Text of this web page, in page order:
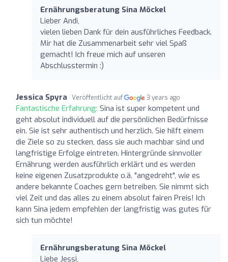
Ernährungsberatung Sina Möckel
Lieber Andi,
vielen lieben Dank für dein ausführliches Feedback.
Mir hat die Zusammenarbeit sehr viel Spaß
gemacht! Ich freue mich auf unseren
Abschlusstermin :)
Jessica Spyra Veröffentlicht auf 3 years ago
Fantastische Erfahrung: Sina ist super kompetent und
geht absolut individuell auf die persönlichen Bedürfnisse
ein. Sie ist sehr authentisch und herzlich. Sie hilft einem
die Ziele so zu stecken, dass sie auch machbar sind und
langfristige Erfolge eintreten. Hintergründe sinnvoller
Ernährung werden ausführlich erklärt und es werden
keine eigenen Zusatzprodukte o.ä. "angedreht", wie es
andere bekannte Coaches gern betreiben. Sie nimmt sich
viel Zeit und das alles zu einem absolut fairen Preis! Ich
kann Sina jedem empfehlen der langfristig was gutes für
sich tun möchte!
Ernährungsberatung Sina Möckel
Liebe Jessi,